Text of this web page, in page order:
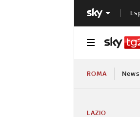
ROMA News
LAZIO